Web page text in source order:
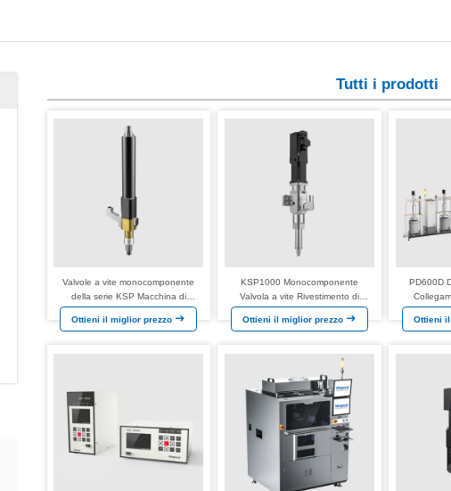
Tutti i prodotti
Valvole a vite monocomponente
della serie KSP Macchina di
distribuzione desktop,FFKM, DC
senza spazzole
Ottieni il miglior prezzo
KSP1000 Monocomponente
Valvola a vite Rivestimento di
sigillamento Collegamento
Riempimento Imballaggio Potting
Ottieni il miglior prezzo
PD600D
elettrico
Ottieni